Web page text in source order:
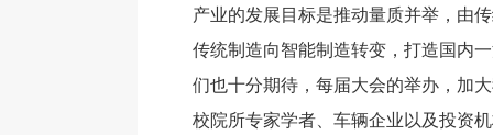
产业的发展目标是推动量质并举，由
传统制造向智能制造转变，打造国内
们也十分期待，每届大会的举办，加
校院所专家学者、车辆企业以及投资